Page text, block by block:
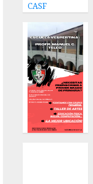
CASF